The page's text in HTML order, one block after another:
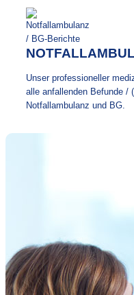
Unser professioneller
alle anfallenden Befunde /
Notfallambulanz und BG.